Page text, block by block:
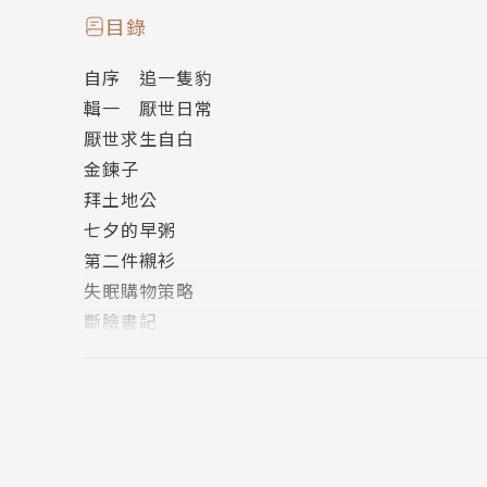
回到俗女的日常，說普通也不普通，玲瓏通透的
俗女會厭世嗎？當然會！因此你必須跟著她學
e）而不嗆不咳。「俗女」回到台語不過就是「
愈看愈可愛的本事。何不跟著她重新戴回年輕時
不小心在市場吃了一晚早粥也增長了許多「奇
購頁面，必定會覺得我道不孤。
再看看俗女的食膳日常，立馬想起身去找一碗（
台北不常見的粉漿蛋餅……各有跟人密不可分的
線」，這一切，總是讓人忍不住一邊嘴角失守
目錄
自序 追一隻豹
輯一 厭世日常
厭世求生自白
金鍊子
拜土地公
七夕的早粥
第二件襯衫
失眠購物策略
斷臉書記